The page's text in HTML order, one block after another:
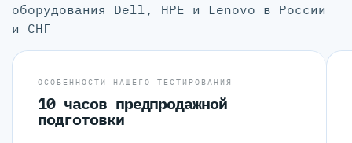
оборудования Dell, HPE и Lenovo в России
и СНГ
ОСОБЕННОСТИ НАШЕГО ТЕСТИРОВАНИЯ
10 часов предпродажной
подготовки